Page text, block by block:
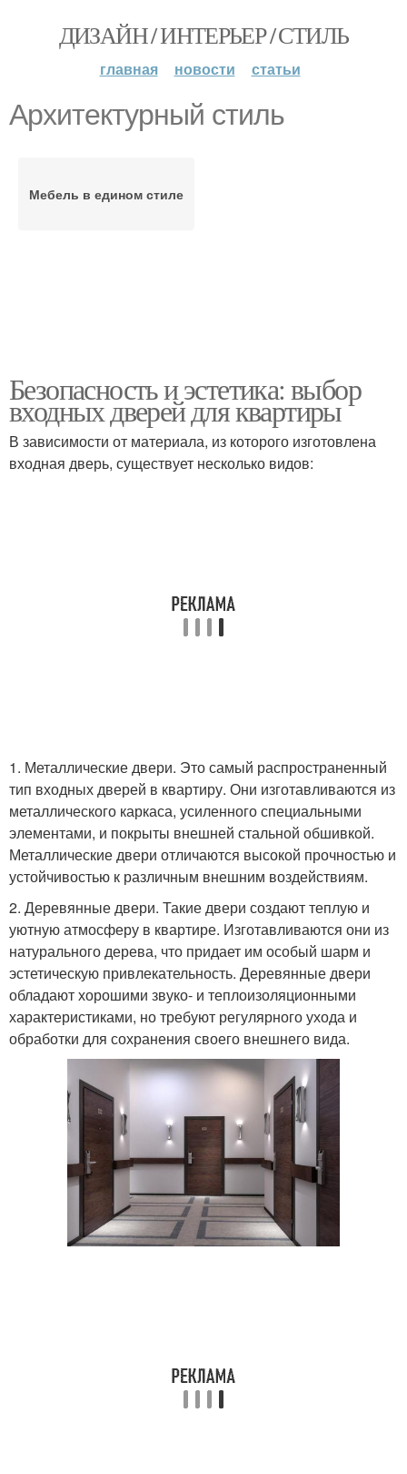
ДИЗАЙН / ИНТЕРЬЕР / СТИЛЬ
главная новости статьи
Архитектурный стиль
Мебель в едином стиле
Безопасность и эстетика: выбор
входных дверей для квартиры
В зависимости от материала, из которого изготовлена
входная дверь, существует несколько видов:
1. Металлические двери. Это самый распространенный
тип входных дверей в квартиру. Они изготавливаются из
металлического каркаса, усиленного специальными
элементами, и покрыты внешней стальной обшивкой.
Металлические двери отличаются высокой прочностью и
устойчивостью к различным внешним воздействиям.
2. Деревянные двери. Такие двери создают теплую и
уютную атмосферу в квартире. Изготавливаются они из
натурального дерева, что придает им особый шарм и
эстетическую привлекательность. Деревянные двери
обладают хорошими звуко- и теплоизоляционными
характеристиками, но требуют регулярного ухода и
обработки для сохранения своего внешнего вида.